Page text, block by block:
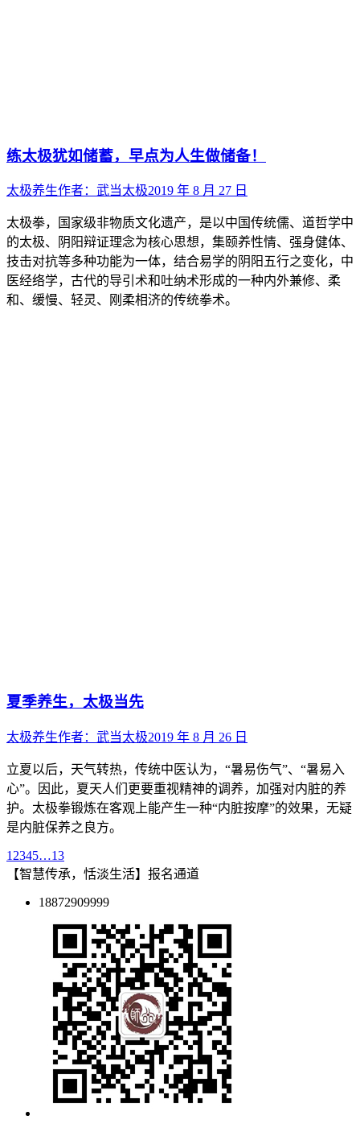
练太极犹如储蓄，早点为人生做储备！
太极养生作者： 武当太极2019 年 8 月 27 日
太极拳，国家级非物质文化遗产，是以中国传统儒、道哲学中
的太极、阴阳辩证理念为核心思想，集颐养性情、强身健体、
技击对抗等多种功能为一体，结合易学的阴阳五行之变化，中
医经络学，古代的导引术和吐纳术形成的一种内外兼修、柔
和、缓慢、轻灵、刚柔相济的传统拳术。
夏季养生，太极当先
太极养生作者： 武当太极2019 年 8 月 26 日
立夏以后，天气转热，传统中医认为，“暑易伤气”、“暑易入
心”。因此，夏天人们更要重视精神的调养，加强对内脏的养
护。太极拳锻炼在客观上能产生一种“内脏按摩”的效果，无疑
是内脏保养之良方。
1 2345…13
【智慧传承，恬淡生活】报名通道
18872909999